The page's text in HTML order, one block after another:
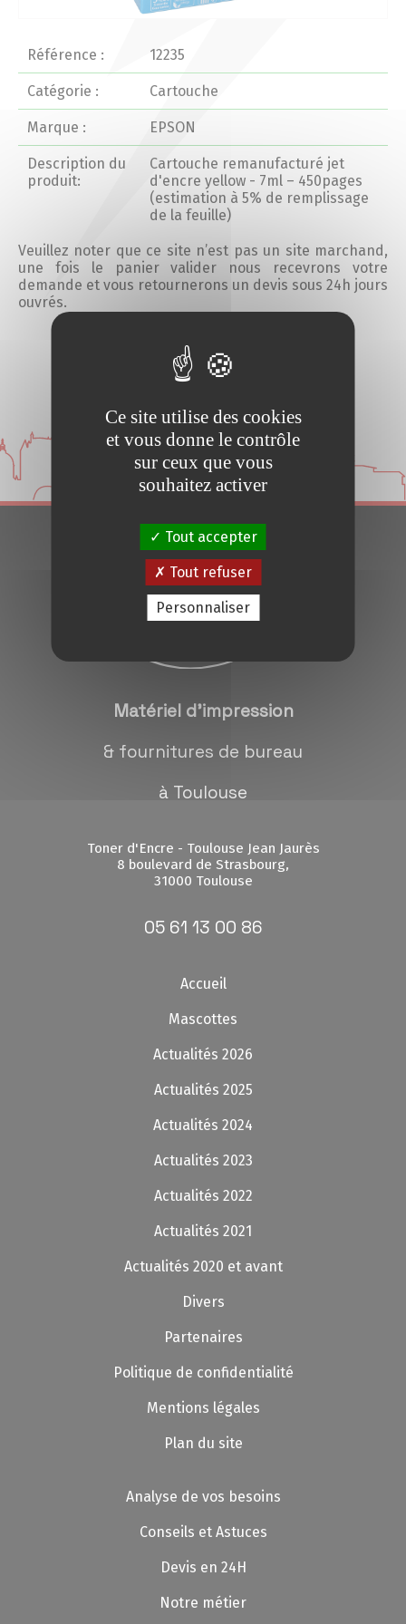
Produits
Professionnels
Particuliers
Catalogue
Analyse de vos besoins
Conseils et Astuces
Devis en 24H
Notre métier
Contact/magasins
Référence : 12235
Catégorie : Cartouche
Marque : EPSON
Description du
produit:
Cartouche remanufacturé jet
d'encre yellow - 7ml – 450pages
(estimation à 5% de remplissage
de la feuille)
Veuillez noter que ce site n’est pas un site marchand,
une fois le panier valider nous recevrons votre
demande et vous retournerons un devis sous 24h jours
ouvrés.
Ajouter au devis
Matériel d'impression
& fournitures de bureau
à Toulouse
Toner d'Encre - Toulouse Jean Jaurès
8 boulevard de Strasbourg,
31000 Toulouse
05 61 13 00 86
Accueil
Mascottes
Actualités 2026
Actualités 2025
Actualités 2024
Actualités 2023
Actualités 2022
Actualités 2021
Actualités 2020 et avant
Divers
Partenaires
Politique de confidentialité
Mentions légales
Plan du site
Analyse de vos besoins
Conseils et Astuces
Devis en 24H
Notre métier
Ce site utilise des cookies
et vous donne le contrôle
sur ceux que vous
souhaitez activer
Tout accepter
Tout refuser
Personnaliser